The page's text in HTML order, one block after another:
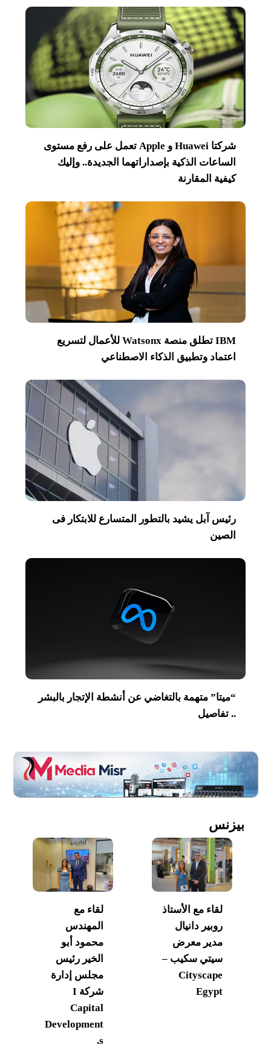
شركتا Huawei و Apple تعمل على رفع مستوى
الساعات الذكية بإصداراتهما الجديدة.. وإليك
كيفية المقارنة
IBM تطلق منصة Watsonx للأعمال لتسريع
اعتماد وتطبيق الذكاء الاصطناعي
رئيس آبل يشيد بالتطور المتسارع للابتكار فى
الصين
“ميتا” متهمة بالتغاضي عن أنشطة الإتجار بالبشر
.. تفاصيل
بيزنس
لقاء مع الأستاذ
روبير دانيال
مدير معرض
سيتي سكيب –
Cityscape
Egypt
لقاء مع
المهندس
محمود أبو
الخير رئيس
مجلس إدارة
شركة I
Capital
Development
s.